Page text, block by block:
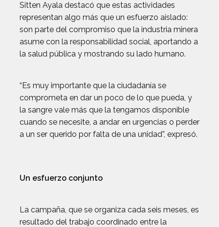
Sitten Ayala destacó que estas actividades
representan algo más que un esfuerzo aislado:
son parte del compromiso que la industria minera
asume con la responsabilidad social, aportando a
la salud pública y mostrando su lado humano.
“Es muy importante que la ciudadanía se
comprometa en dar un poco de lo que pueda, y
la sangre vale más que la tengamos disponible
cuando se necesite, a andar en urgencias o perder
a un ser querido por falta de una unidad”, expresó.
Un esfuerzo conjunto
La campaña, que se organiza cada seis meses, es
resultado del trabajo coordinado entre la